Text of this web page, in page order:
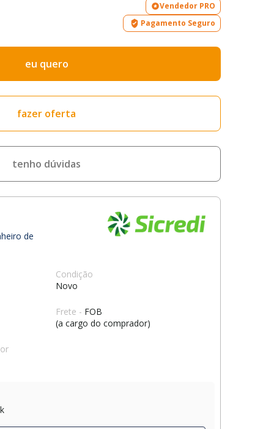
Vendedor PRO
Pagamento Seguro
eu quero
fazer oferta
tenho dúvidas
de
Condição
Novo
Frete - FOB
(a cargo do comprador)